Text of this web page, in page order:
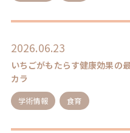
2026.06.23
いちごがもたらす健康効果の
カラ
学術情報 食育